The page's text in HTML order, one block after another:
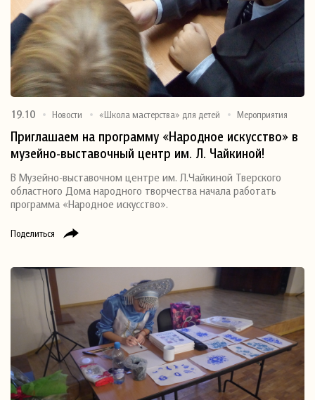
Поделиться
19.10 Новости «Школа мастерства» для детей Мероприятия
Приглашаем на программу «Народное искусство» в
музейно-выставочный центр им. Л. Чайкиной!
В Музейно-выставочном центре им. Л.Чайкиной Тверского
областного Дома народного творчества начала работать
программа «Народное искусство».